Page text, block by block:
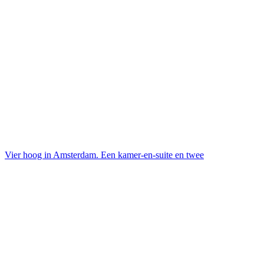
Vier hoog in Amsterdam. Een kamer-en-suite en twee